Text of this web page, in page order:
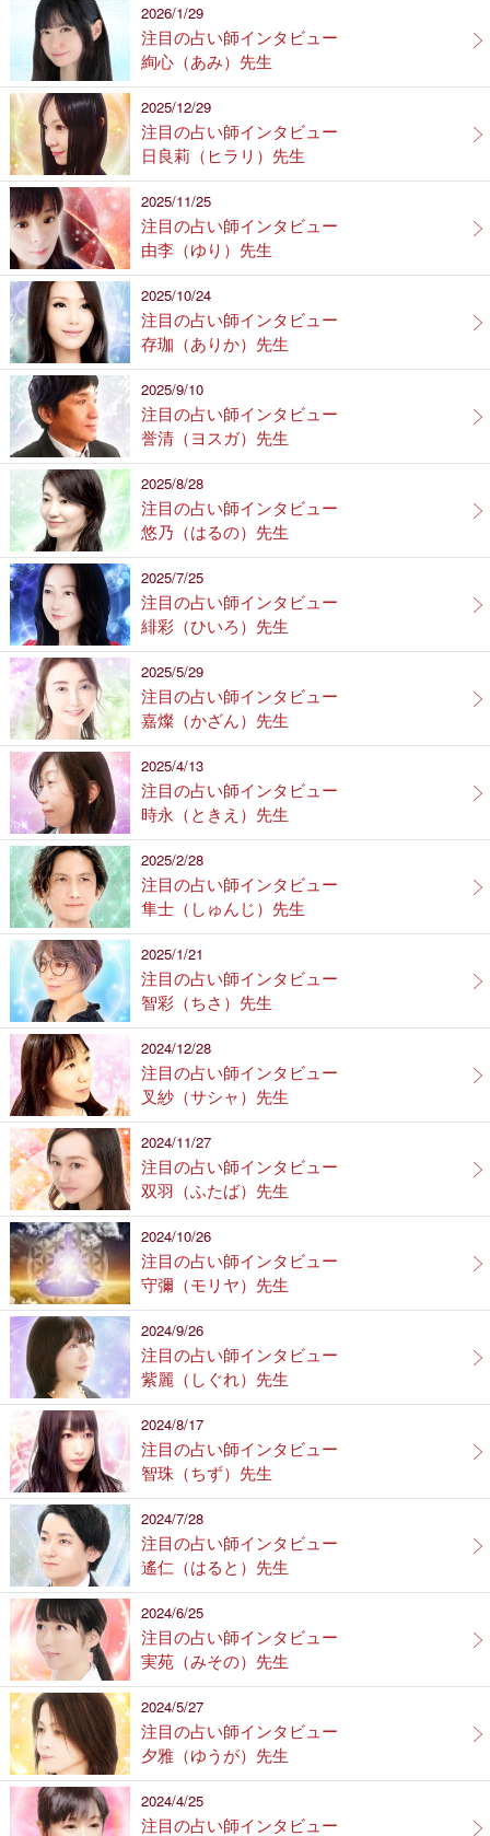
2026/1/29
注目の占い師インタビュー
絢心（あみ）先生
2025/12/29
注目の占い師インタビュー
日良莉（ヒラリ）先生
2025/11/25
注目の占い師インタビュー
由李（ゆり）先生
2025/10/24
注目の占い師インタビュー
存珈（ありか）先生
2025/9/10
注目の占い師インタビュー
誉清（ヨスガ）先生
2025/8/28
注目の占い師インタビュー
悠乃（はるの）先生
2025/7/25
注目の占い師インタビュー
緋彩（ひいろ）先生
2025/5/29
注目の占い師インタビュー
嘉燦（かざん）先生
2025/4/13
注目の占い師インタビュー
時永（ときえ）先生
2025/2/28
注目の占い師インタビュー
隼士（しゅんじ）先生
2025/1/21
注目の占い師インタビュー
智彩（ちさ）先生
2024/12/28
注目の占い師インタビュー
叉紗（サシャ）先生
2024/11/27
注目の占い師インタビュー
双羽（ふたば）先生
2024/10/26
注目の占い師インタビュー
守彌（モリヤ）先生
2024/9/26
注目の占い師インタビュー
紫麗（しぐれ）先生
2024/8/17
注目の占い師インタビュー
智珠（ちず）先生
2024/7/28
注目の占い師インタビュー
遙仁（はると）先生
2024/6/25
注目の占い師インタビュー
実苑（みその）先生
2024/5/27
注目の占い師インタビュー
夕雅（ゆうが）先生
2024/4/25
注目の占い師インタビュー